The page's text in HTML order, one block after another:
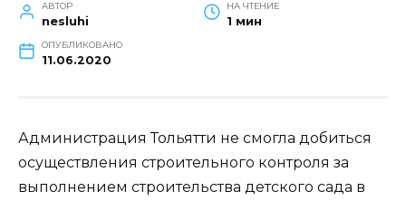
АВТОР
nesluhi
НА ЧТЕНИЕ
1 мин
ОПУБЛИКОВАНО
11.06.2020
Администрация Тольятти не смогла добиться
осуществления строительного контроля за
выполнением строительства детского сада в